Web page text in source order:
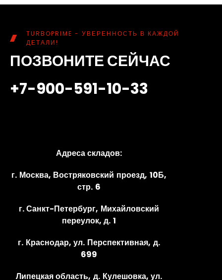
TURBOPRIME - УВЕРЕННОСТЬ В КАЖДОЙ
ДЕТАЛИ!
ПОЗВОНИТЕ СЕЙЧАС
+7-900-591-10-33
Адреса складов:
г. Москва, Востряковский проезд, 10Б,
стр. 6
г. Санкт-Петербург, Михайловский
переулок, д. 1
г. Краснодар, ул. Перспективная, д.
699
Липецкая область, д. Кулешовка, ул.